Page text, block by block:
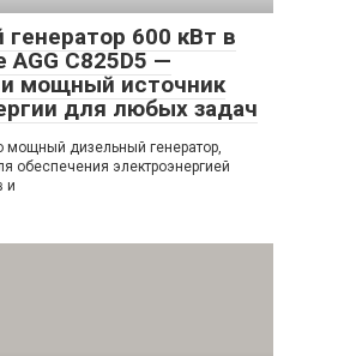
600 кВт в
AGG C825D5 —
мощный источник
для любых задач
мощный дизельный генератор,
обеспечения электроэнергией
и